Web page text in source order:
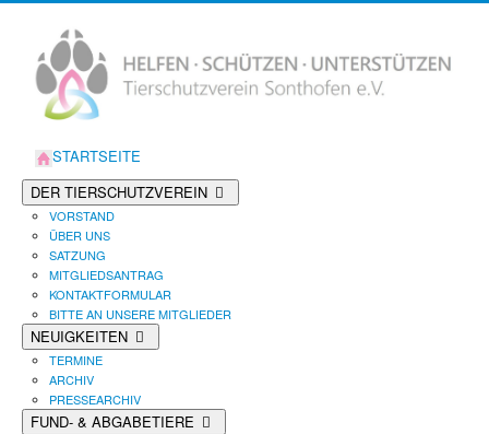
STARTSEITE
DER TIERSCHUTZVEREIN
VORSTAND
ÜBER UNS
SATZUNG
MITGLIEDSANTRAG
KONTAKTFORMULAR
BITTE AN UNSERE MITGLIEDER
NEUIGKEITEN
TERMINE
ARCHIV
PRESSEARCHIV
FUND- & ABGABETIERE